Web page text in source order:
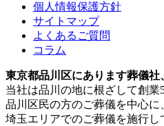
個人情報保護方針
サイトマップ
よくあるご質問
コラム
東京都品川区にあります葬儀社
当社は品川の地に根ざして創業
品川区民の方のご葬儀を中心に
埼玉エリアでのご葬儀を施行し